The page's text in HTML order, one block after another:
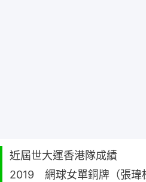
近屆世大運香港隊成績
2019 網球女單銅牌（張瑋